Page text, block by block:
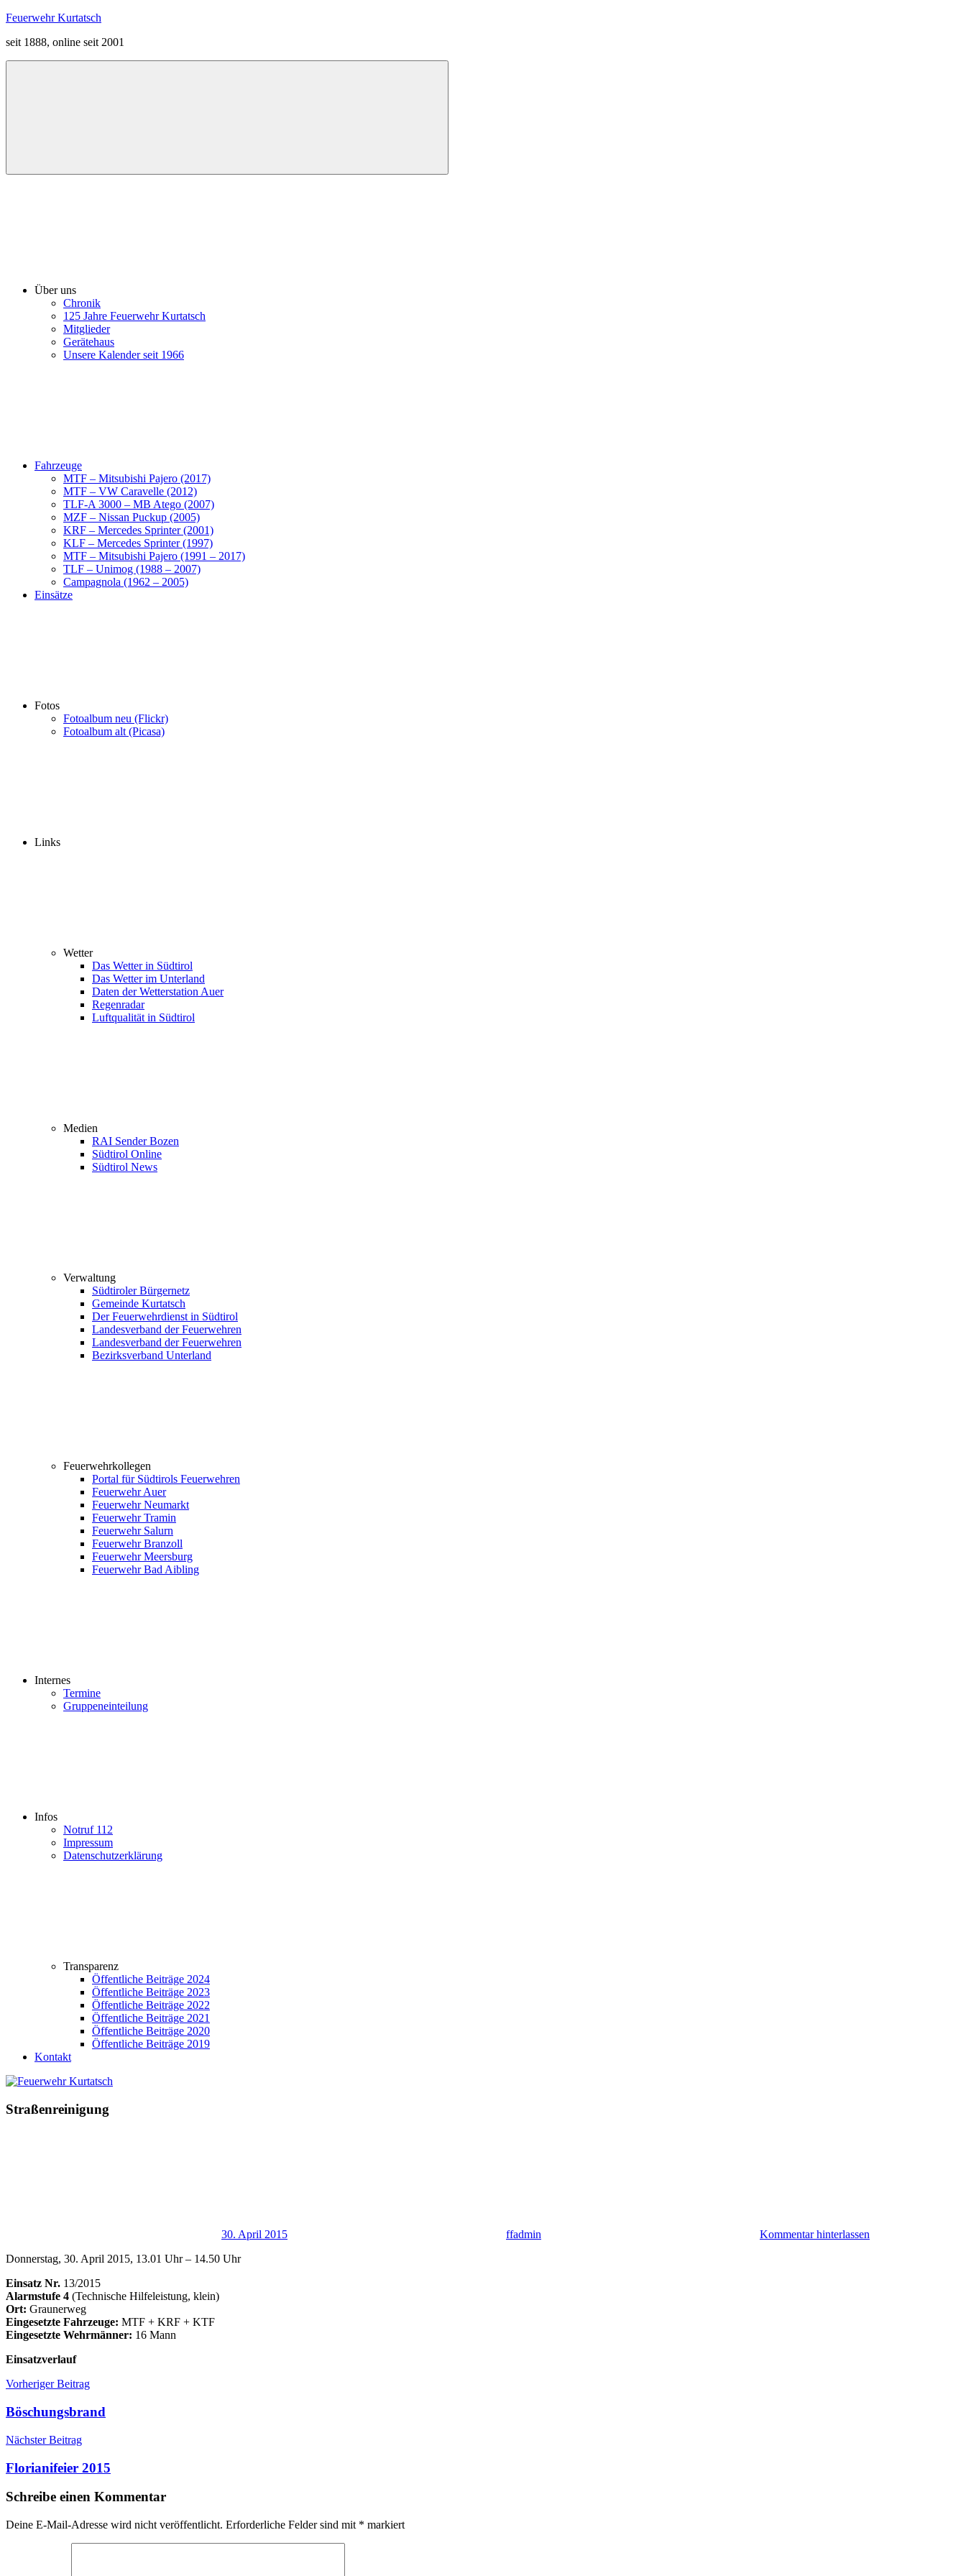
Zum
springen
Feuerwehr Kurtatsch
seit 1888, online seit 2001
Menü
Über uns
Chronik
125 Jahre Feuerwehr Kurtatsch
Mitglieder
Gerätehaus
Unsere Kalender seit 1966
Fahrzeuge
MTF – Mitsubishi Pajero (2017)
MTF – VW Caravelle (2012)
TLF-A 3000 – MB Atego (2007)
MZF – Nissan Puckup (2005)
KRF – Mercedes Sprinter (2001)
KLF – Mercedes Sprinter (1997)
MTF – Mitsubishi Pajero (1991 – 2017)
TLF – Unimog (1988 – 2007)
Campagnola (1962 – 2005)
Einsätze
Fotos
Fotoalbum neu (Flickr)
Fotoalbum alt (Picasa)
Links
Wetter
Das Wetter in Südtirol
Das Wetter im Unterland
Daten der Wetterstation Auer
Regenradar
Luftqualität in Südtirol
Medien
RAI Sender Bozen
Südtirol Online
Südtirol News
Verwaltung
Südtiroler Bürgernetz
Gemeinde Kurtatsch
Der Feuerwehrdienst in Südtirol
Landesverband der Feuerwehren
Landesverband der Feuerwehren
Bezirksverband Unterland
Feuerwehrkollegen
Portal für Südtirols Feuerwehren
Feuerwehr Auer
Feuerwehr Neumarkt
Feuerwehr Tramin
Feuerwehr Salurn
Feuerwehr Branzoll
Feuerwehr Meersburg
Feuerwehr Bad Aibling
Internes
Termine
Gruppeneinteilung
Infos
Notruf 112
Impressum
Datenschutzerklärung
Transparenz
Öffentliche Beiträge 2024
Öffentliche Beiträge 2023
Öffentliche Beiträge 2022
Öffentliche Beiträge 2021
Öffentliche Beiträge 2020
Öffentliche Beiträge 2019
Kontakt
Straßenreinigung
30. April 2015 ffadmin
Kommentar hinterlassen
Donnerstag, 30. April 2015, 13.01 Uhr – 14.50 Uhr
Einsatz Nr. 13/2015
Alarmstufe 4 (Technische Hilfeleistung, klein)
Ort: Graunerweg
Eingesetzte Fahrzeuge: MTF + KRF + KTF
Eingesetzte Wehrmänner: 16 Mann
Einsatzverlauf
Einsätze
EinsatzGraunerweg
Beitragsnavigation
Vorheriger Beitrag
Böschungsbrand
Nächster Beitrag
Florianifeier 2015
Schreibe einen Kommentar
Deine E-Mail-Adresse wird nicht veröffentlicht. Erforderliche Felder sind mit * markiert